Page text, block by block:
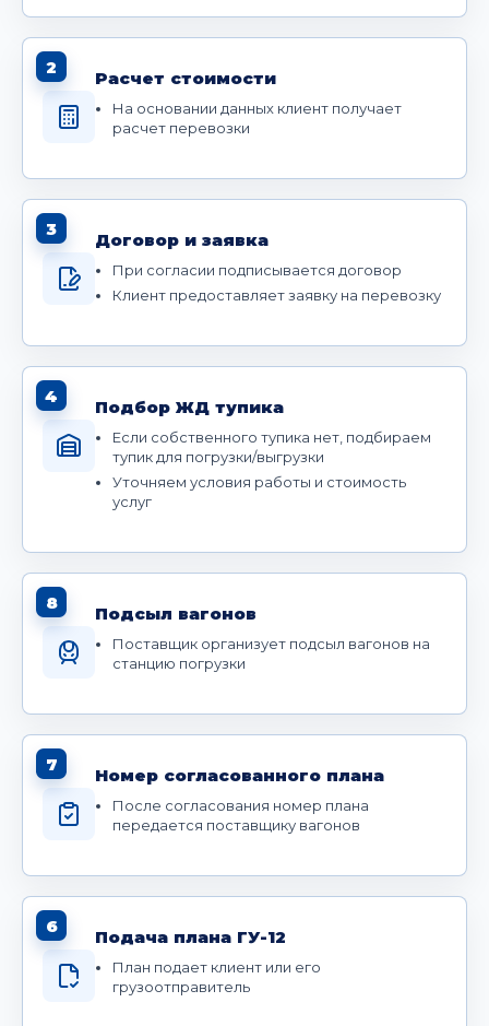
2
Расчет стоимости
На основании данных клиент получает
расчет перевозки
3
Договор и заявка
При согласии подписывается договор
Клиент предоставляет заявку на перевозку
4
Подбор ЖД тупика
Если собственного тупика нет, подбираем
тупик для погрузки/выгрузки
Уточняем условия работы и стоимость
услуг
8
Подсыл вагонов
Поставщик организует подсыл вагонов на
станцию погрузки
7
Номер согласованного плана
После согласования номер плана
передается поставщику вагонов
6
Подача плана ГУ-12
План подает клиент или его
грузоотправитель